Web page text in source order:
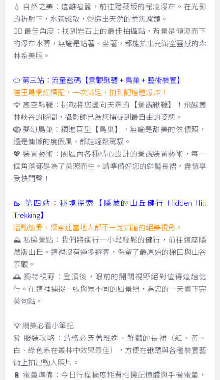
💧 自然之美：遠離喧囂，前往隱藏版的秘境瀑布。在光影
的折射下，水霧飄散，營造出天然的柔焦濾鏡。
🧚‍♀️ 最佳角度：找到岩石上的最佳拍攝點，背景是傾瀉而下
的瀑布水幕，無論是站著、坐著，都能拍出充滿空靈感的森
林系美照。
☁️ 第三站：流量密碼【景觀鞦韆 + 鳥巢 + 藝術裝置】
峇里島網紅標配，一次滿足，拍到記憶體爆炸！
🦅 高空鞦韆：挑戰將您盪向天際的【景觀鞦韆】！飛越叢
林峽谷的瞬間，攝影師已為您捕捉到最自由的姿態。
🪺 夢幻鳥巢：鑽進巨型【鳥巢】，無論是甜美的依偎照，
還是慵懶的度假風，都能輕鬆駕馭。
💖 裝置藝術：園區內各種精心設計的景觀裝置藝術，每一
個角落都是為了美照而生。請準備好您的鮮豔長裙，盡情享
受快門聲！
🥾 第四站：秘境探索【隱藏的山丘健行 Hidden Hill
Trekking】
活動筋骨，探索連當地人都不一定知道的絕美視角。
⛰️ 私房景點：我們將進行一小段輕鬆的健行，前往這座隱
藏版山丘。這裡沒有過多遊客，保留了最原始的梯田與山谷
景觀。
🌅 獨特視野：登頂後，眼前的開闊視野絕對值得這趟健
行。在這裡捕捉一張與眾不同的風景照，為您的一天畫下完
美句點。
💡 網美必看小筆記
👗 服裝攻略：請務必穿著飄逸、鮮豔的長裙（紅、黃、
白、綠色系在叢林中效果最佳），方便在鞦韆與各種裝置藝
術上拍出動人照片。
🔋 電量準備：今日行程極度耗費相機記憶體與手機電量，